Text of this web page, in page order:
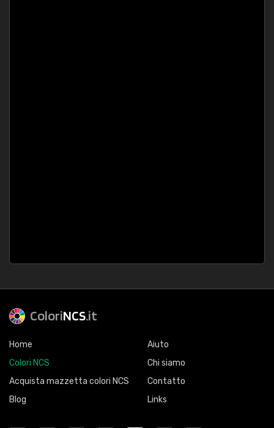
ColoriNCS.it
Home
Colori NCS
Acquista mazzetta colori NCS
Blog
Aiuto
Chi siamo
Contatto
Links